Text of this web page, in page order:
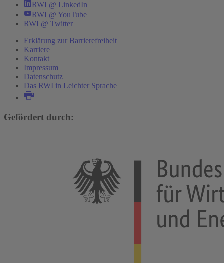
RWI @ LinkedIn
RWI @ YouTube
RWI @ Twitter
Erklärung zur Barrierefreiheit
Karriere
Kontakt
Impressum
Datenschutz
Das RWI in Leichter Sprache
Gefördert durch: